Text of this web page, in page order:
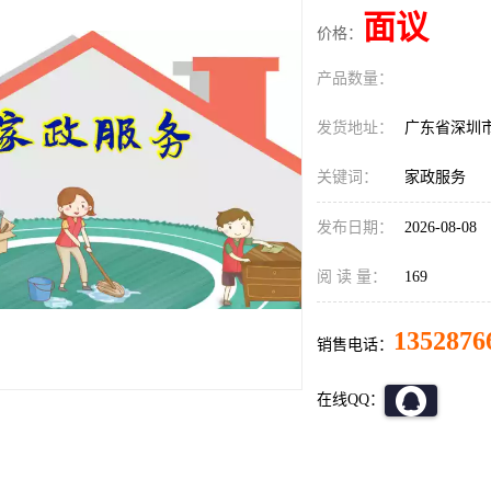
价格： 面议
产品数量：
发货地址： 广东省深圳
关键词： 家政服务
发布日期： 2026-08-08
阅 读 量： 169
销售电话：
在线QQ：